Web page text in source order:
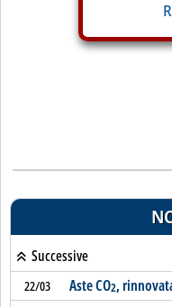
Successive
22/03 Aste CO2,